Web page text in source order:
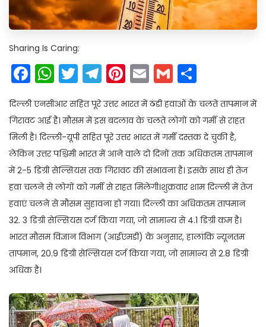
Sharing Is Caring:
Facebook
WhatsApp
Twitter
Telegram
Pinterest
EmailGmail
दिल्ली एनसीआर सहित पूरे उत्तर भारत में ठंडी हवाओं के चलते तापमान में
गिरावट आई है। मौसम में इस बदलाव के चलते लोगों को गर्मी से राहत
मिली है। दिल्ली-यूपी सहित पूरे उत्तर भारत में गर्मी दस्तक दे चुकी है,
लेकिन उत्तर पश्चिमी भारत में आने वाले दो दिनों तक अधिकतम तापमान
में 2-5 डिग्री सेल्सियस तक गिरावट की संभावना है। इसके साथ ही तेज
हवा चलने से लोगों को गर्मी से राहत मिलेगी।शुक्रवार शाम दिल्ली में तेज
हवाएं चलने से मौसम सुहावना हो गया। दिल्ली का अधिकतम तापमान
32. 3 डिग्री सेल्सियस दर्ज किया गया, जो सामान्य से 4.1 डिग्री कम है।
भारत मौसम विज्ञान विभाग (आईएमडी) के अनुसार, हालांकि न्यूनतम
तापमान, 20.9 डिग्री सेल्सियस दर्ज किया गया, जो सामान्य से 2.8 डिग्री
अधिक है।